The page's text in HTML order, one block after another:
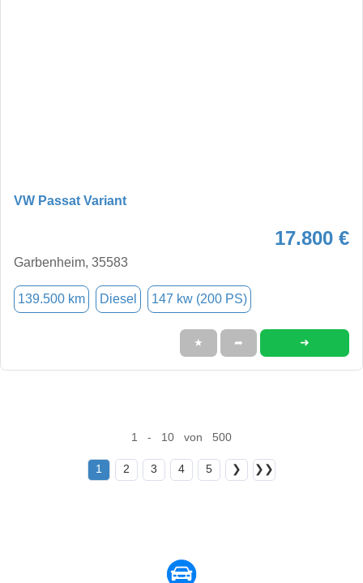
VW Passat Variant
17.800 €
Garbenheim, 35583
139.500 km Diesel 147 kw (200 PS)
★ ➦ ➜
1 - 10 von 500
1 2 3 4 5 ❯ ❯❯